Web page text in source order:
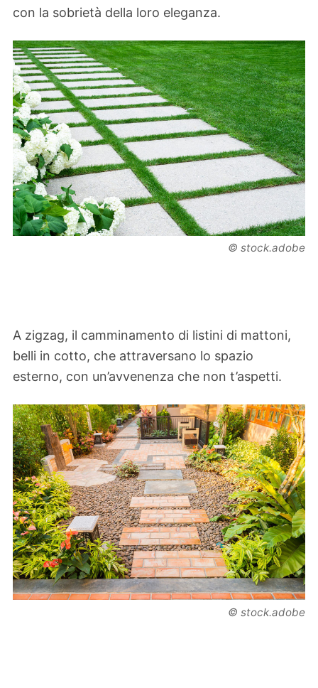
con la sobrietà della loro eleganza.
© stock.adobe
A zigzag, il camminamento di listini di mattoni,
belli in cotto, che attraversano lo spazio
esterno, con un’avvenenza che non t’aspetti.
© stock.adobe